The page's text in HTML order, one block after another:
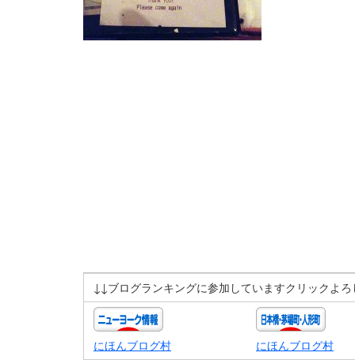
↓↓ブログランキングに参加していますクリックよ
にほんブログ村 にほんブログ村